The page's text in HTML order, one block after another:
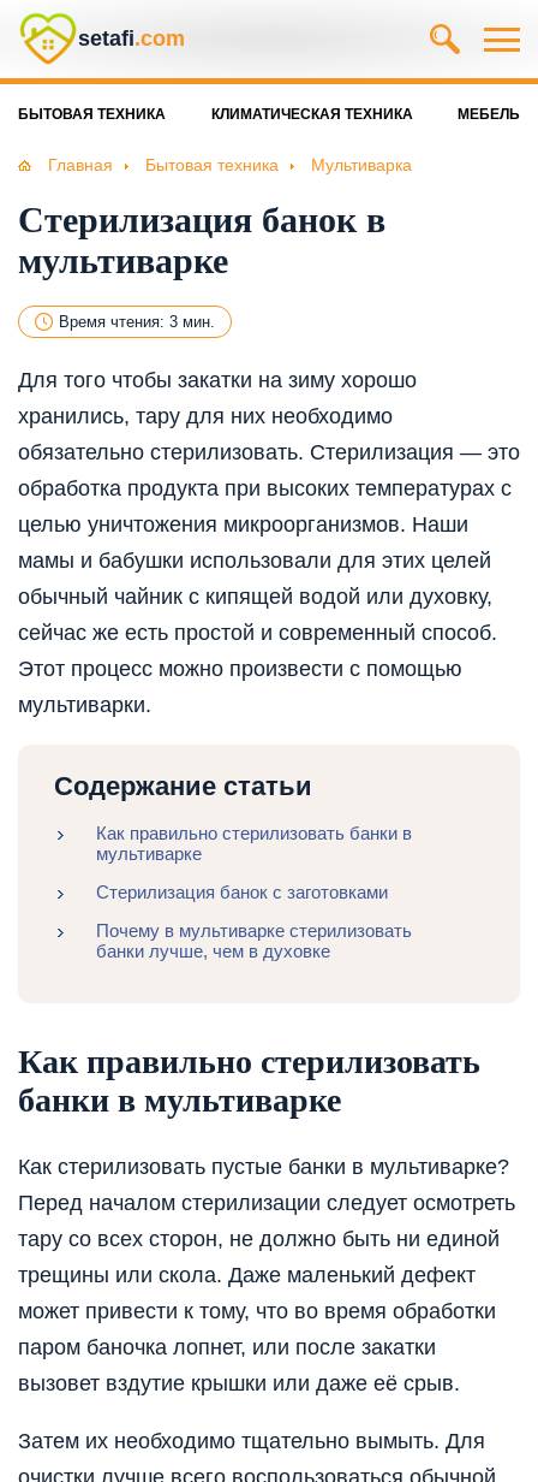
setafi.com
БЫТОВАЯ ТЕХНИКА КЛИМАТИЧЕСКАЯ ТЕХНИКА МЕБЕЛЬ
Главная Бытовая техника Мультиварка
Стерилизация банок в
мультиварке
Время чтения: 3 мин.
Для того чтобы закатки на зиму хорошо
хранились, тару для них необходимо
обязательно стерилизовать. Стерилизация — это
обработка продукта при высоких температурах с
целью уничтожения микроорганизмов. Наши
мамы и бабушки использовали для этих целей
обычный чайник с кипящей водой или духовку,
сейчас же есть простой и современный способ.
Этот процесс можно произвести с помощью
мультиварки.
Содержание статьи
Как правильно стерилизовать банки в
мультиварке
Стерилизация банок с заготовками
Почему в мультиварке стерилизовать
банки лучше, чем в духовке
Как правильно стерилизовать
банки в мультиварке
Как стерилизовать пустые банки в мультиварке?
Перед началом стерилизации следует осмотреть
тару со всех сторон, не должно быть ни единой
трещины или скола. Даже маленький дефект
может привести к тому, что во время обработки
паром баночка лопнет, или после закатки
вызовет вздутие крышки или даже её срыв.
Затем их необходимо тщательно вымыть. Для
очистки лучше всего воспользоваться обычной